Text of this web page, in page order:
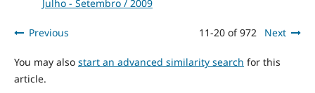
Julho - Setembro / 2009
Previous 11-20 of 972 Next
You may also start an advanced similarity search for this
article.